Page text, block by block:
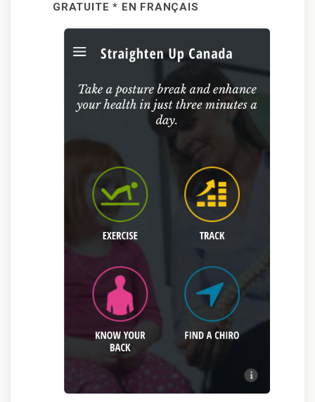
GRATUITE * EN FRANÇAIS